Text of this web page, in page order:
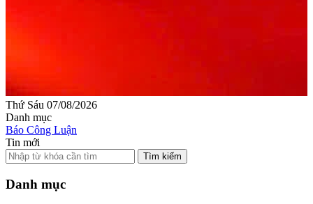
Thứ Sáu 07/08/2026
Danh mục
Báo Công Luận
Tin mới
Tìm kiếm
Danh mục